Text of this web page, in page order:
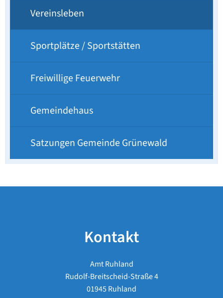
Vereinsleben
Sportplätze / Sportstätten
Freiwillige Feuerwehr
Gemeindehaus
Satzungen Gemeinde Grünewald
Kontakt
Amt Ruhland
Rudolf-Breitscheid-Straße 4
01945 Ruhland